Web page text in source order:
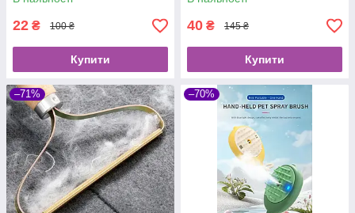
22 ₴ 100 ₴
Купити
Cleaner
40 ₴ 145 ₴
Купити
–71% –70%